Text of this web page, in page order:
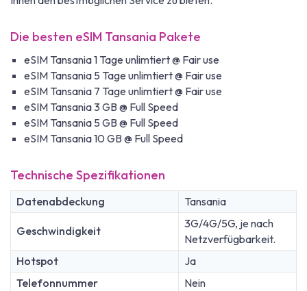
Die besten eSIM Tansania Pakete
eSIM Tansania 1 Tage unlimtiert @ Fair use
eSIM Tansania 5 Tage unlimtiert @ Fair use
eSIM Tansania 7 Tage unlimtiert @ Fair use
eSIM Tansania 3 GB @ Full Speed
eSIM Tansania 5 GB @ Full Speed
eSIM Tansania 10 GB @ Full Speed
Technische Spezifikationen
Datenabdeckung Tansania
Geschwindigkeit
3G/4G/5G, je nach
Netzverfügbarkeit.
Hotspot
Ja
Telefonnummer
Nein